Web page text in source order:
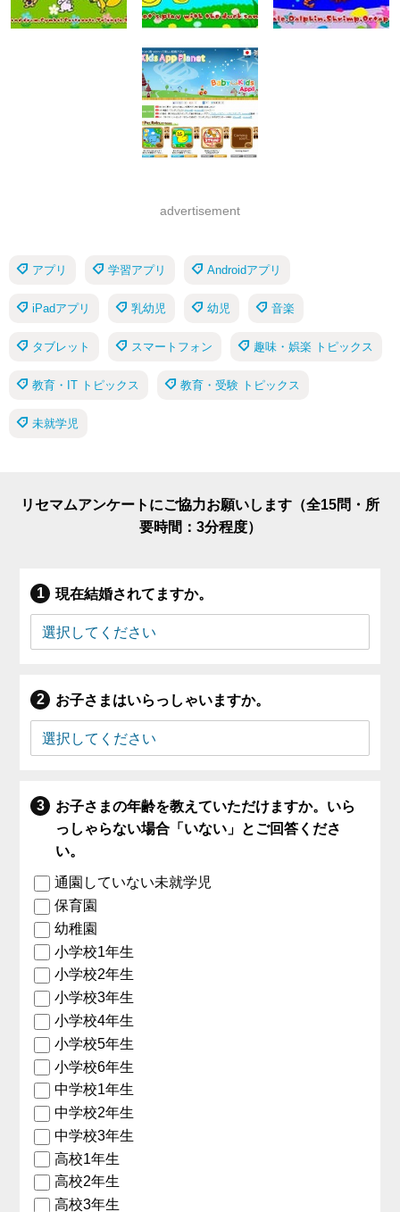
advertisement
アプリ 学習アプリ Androidアプリ
iPadアプリ 乳幼児 幼児 音楽
タブレット スマートフォン 趣味・娯楽 トピックス
教育・IT トピックス 教育・受験 トピックス
未就学児
リセマムアンケートにご協力お願いします（全15問・所
要時間：3分程度）
現在結婚されてますか。
お子さまはいらっしゃいますか。
お子さまの年齢を教えていただけますか。いら
っしゃらない場合「いない」とご回答くださ
い。
通園していない未就学児
保育園
幼稚園
小学校1年生
小学校2年生
小学校3年生
小学校4年生
小学校5年生
小学校6年生
中学校1年生
中学校2年生
中学校3年生
高校1年生
高校2年生
高校3年生